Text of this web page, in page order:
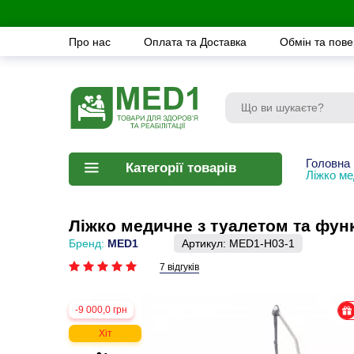
Про нас Оплата та Доставка Обмін та
Категорії товарів
Головна
Ліжко
Ліжко медичне з туалетом та
Бренд: MED1 Артикул: MED1-H03-1
7 відгуків
-9 000,0 грн
Хіт